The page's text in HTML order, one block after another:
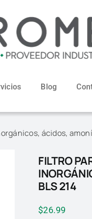
Blog
ácidos,
FILTRO
BLS 214
$26.99